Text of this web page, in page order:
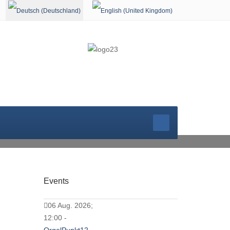
Sprache auswählen
Events
06 Aug. 2026;
12:00 -